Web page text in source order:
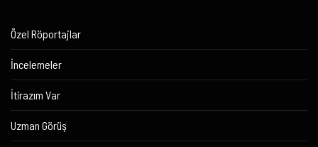
Özel Röportajlar
İncelemeler
İtirazım Var
Uzman Görüş